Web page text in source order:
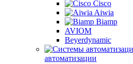
Cisco
Aiwia
Biamp
AVIOM
Beyerdynamic
автоматизации